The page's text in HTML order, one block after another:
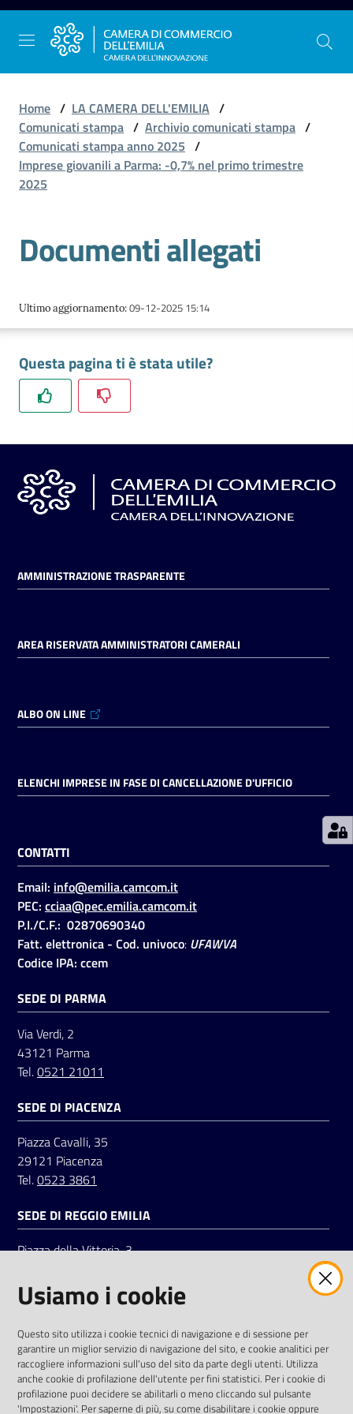
Vai al contenuto
Vai alla navigazione
Vai al footer
La
Camera
Gestire
l'impresa
e
territorio
Tutelare
l'Impresa
in
digitale
on line
Accedi
Registrati
Seguici
su
Home / LA CAMERA DELL'EMILIA /
Comunicati stampa / Archivio comunicati stampa /
Comunicati stampa anno 2025 /
Imprese giovanili a Parma: -0,7% nel primo trimestre
2025
Documenti allegati
Ultimo aggiornamento:09-12-2025 15:14
Questa pagina ti è stata utile?
AMMINISTRAZIONE TRASPARENTE
AREA RISERVATA AMMINISTRATORI CAMERALI
ALBO ON LINE
ELENCHI IMPRESE IN FASE DI CANCELLAZIONE D'UFFICIO
CONTATTI
Email: info@emilia.camcom.it
PEC: cciaa@pec.emilia.camcom.it
P.I./C.F.: 02870690340
Fatt. elettronica - Cod. univoco: UFAWVA
Codice IPA: ccem
SEDE DI PARMA
Via Verdi, 2
43121 Parma
Tel.0521 21011
SEDE DI PIACENZA
Piazza Cavalli, 35
29121 Piacenza
Tel.0523 3861
SEDE DI REGGIO EMILIA
Piazza della Vittoria, 3
Tel.0522 7961
LinkedinFacebookInstagram
Usiamo i cookie
Questo sito utilizza i cookie tecnici di navigazione e di sessione per
garantire un miglior servizio di navigazione del sito, e cookie analitici per
raccogliere informazioni sull'uso del sito da parte degli utenti. Utilizza
anche cookie di profilazione dell'utente per fini statistici. Per i cookie di
profilazione puoi decidere se abilitarli o meno cliccando sul pulsante
'Impostazioni'. Per saperne di più, su come disabilitare i cookie oppure